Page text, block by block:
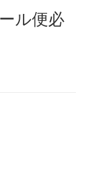
ル便必